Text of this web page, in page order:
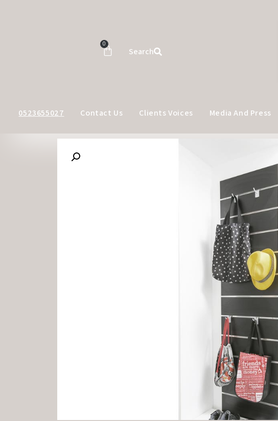
Search
0
Media And Press
Clients Voices
Contact Us
0523655027